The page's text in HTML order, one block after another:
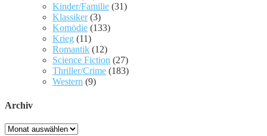
Kinder/Familie (31)
Klassiker(3)
Komödie (133)
Krieg (11)
Romantik (12)
Science Fiction (27)
Thriller/Crime (183)
Western (9)
Archiv
Archiv